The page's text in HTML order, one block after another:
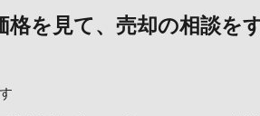
格を見て、売却の相談を